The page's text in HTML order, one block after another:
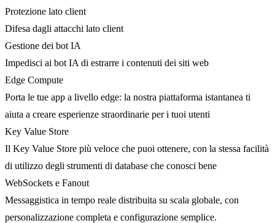
Protezione lato client
Difesa dagli attacchi lato client
Gestione dei bot IA
Impedisci ai bot IA di estrarre i contenuti dei siti web
Edge Compute
Porta le tue app a livello edge: la nostra piattaforma istantanea ti
aiuta a creare esperienze straordinarie per i tuoi utenti
Key Value Store
Il Key Value Store più veloce che puoi ottenere, con la stessa facilità
di utilizzo degli strumenti di database che conosci bene
WebSockets e Fanout
Messaggistica in tempo reale distribuita su scala globale, con
personalizzazione completa e configurazione semplice.